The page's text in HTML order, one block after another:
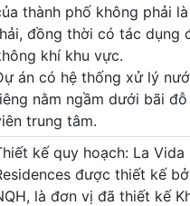
thành phố không phải
đồng thời có tác dụng
khí khu vực.
án có hệ thống xử lý
nằm ngầm dưới bãi
trung tâm.
kế quy hoạch: La Vida
được thiết kế
là đơn vị đã thiết kế